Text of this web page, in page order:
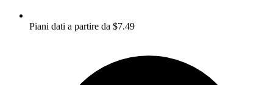
Piani dati a partire da $7.49